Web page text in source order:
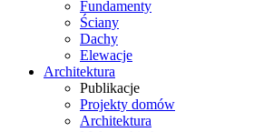
Fundamenty
Ściany
Dachy
Elewacje
Architektura
Publikacje
Projekty domów
Architektura